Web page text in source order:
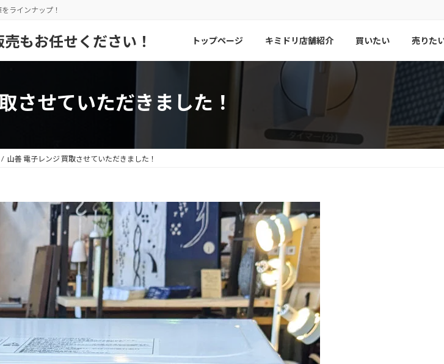
ラインナップ！
もお任せください！ トップページ キミドリ店舗紹介 買いたい 売りた
させていただきました！
山善 電子レンジ 買取させていただきました！